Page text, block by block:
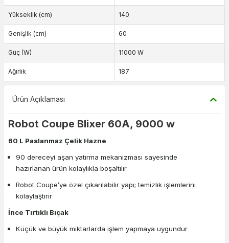
Yükseklik (cm) 140
Genişlik (cm) 60
Güç (W) 11000 W
Ağırlık 187
Ürün Açıklaması
Robot Coupe Blixer 60A, 9000 w
60 L Paslanmaz Çelik Hazne
90 dereceyi aşan yatırma mekanizması sayesinde
hazırlanan ürün kolaylıkla boşaltılır
Robot Coupe’ye özel çıkarılabilir yapı; temizlik işlemlerini
kolaylaştırır
İnce Tırtıklı Bıçak
Küçük ve büyük miktarlarda işlem yapmaya uygundur